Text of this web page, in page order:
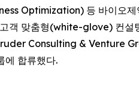
Optimization) 등 바이오제
객 맞춤형(white-glove) 컨
Consulting & Venture
에 합류했다.